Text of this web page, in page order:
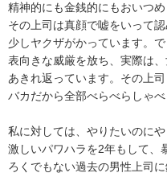
精神的にも金銭的にもおいつ
その上司は真顔で嘘をいって
少しヤクザがかっています。
表向きな威厳を放ち、実際は
あきれ返っています。その上
バカだから全部べらべらしゃべ
私に対しては、やりたいのに
激しいパワハラを2年もして、
ろくでもない過去の男性上司